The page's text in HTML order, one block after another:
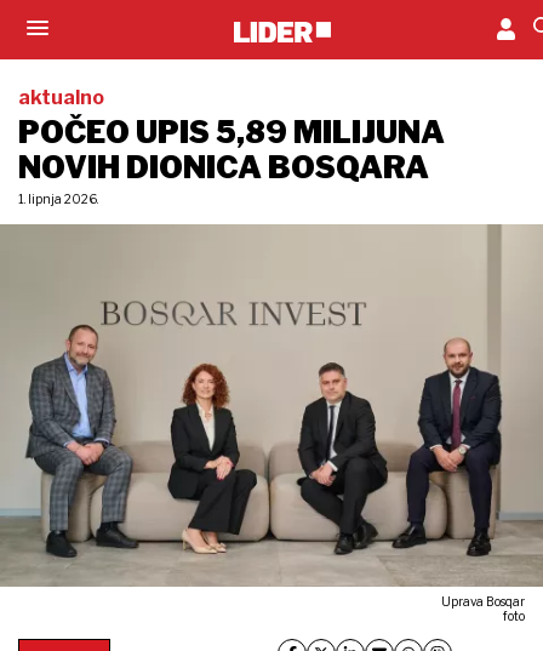
aktualno
POČEO UPIS 5,89 MILIJUNA
NOVIH DIONICA BOSQARA
1. lipnja 2026.
Uprava Bosqar
foto